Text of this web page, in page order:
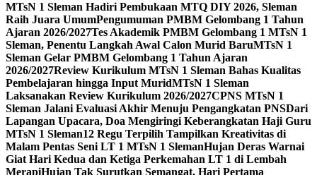
MTsN 1 Sleman Hadiri Pembukaan MTQ DIY 2026, Sleman
Raih Juara UmumPengumuman PMBM Gelombang 1 Tahun
Ajaran 2026/2027Tes Akademik PMBM Gelombang 1 MTsN 1
Sleman, Penentu Langkah Awal Calon Murid BaruMTsN 1
Sleman Gelar PMBM Gelombang 1 Tahun Ajaran
2026/2027Review Kurikulum MTsN 1 Sleman Bahas Kualitas
Pembelajaran hingga Input MuridMTsN 1 Sleman
Laksanakan Review Kurikulum 2026/2027CPNS MTsN 1
Sleman Jalani Evaluasi Akhir Menuju Pengangkatan PNSDari
Lapangan Upacara, Doa Mengiringi Keberangkatan Haji Guru
MTsN 1 Sleman12 Regu Terpilih Tampilkan Kreativitas di
Malam Pentas Seni LT 1 MTsN 1 SlemanHujan Deras Warnai
Giat Hari Kedua dan Ketiga Perkemahan LT 1 di Lembah
MerapiHujan Tak Surutkan Semangat, Hari Pertama